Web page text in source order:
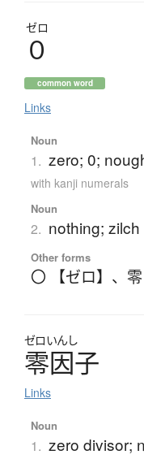
ゼロ
０
common word
Links
Noun
1. zero; 0;
with kanji numerals
Noun
2. nothing; zilch
Other forms
〇 【ゼロ】 、
ゼロいんし
零因子
Links
Noun
1. zero divisor;